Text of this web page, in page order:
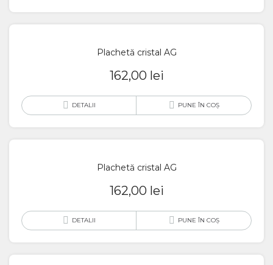
Plachetă cristal AG
162,00 lei
DETALII PUNE ÎN COȘ
Plachetă cristal AG
162,00 lei
DETALII PUNE ÎN COȘ